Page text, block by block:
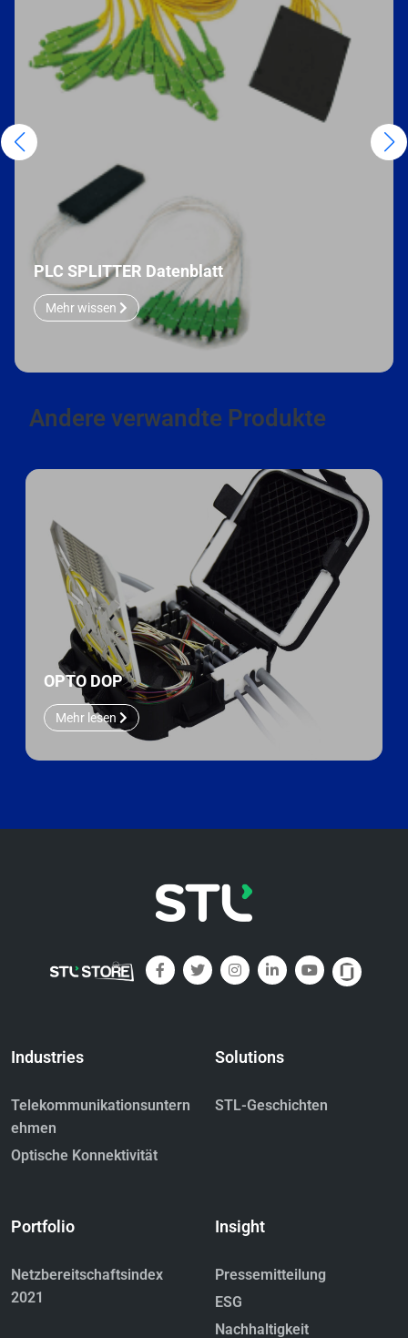
PLC SPLITTER Datenblatt
Mehr wissen
Andere verwandte Produkte
OPTO DOP
Mehr lesen
Industries
Telekommunikationsuntern
ehmen
Optische Konnektivität
Solutions
STL-Geschichten
Portfolio
Netzbereitschaftsindex
2021
Insight
Pressemitteilung
ESG
Nachhaltigkeit